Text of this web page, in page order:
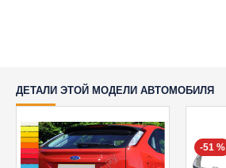
ДЕТАЛИ ЭТОЙ МОДЕЛИ АВТОМОБИЛЯ
-51 %